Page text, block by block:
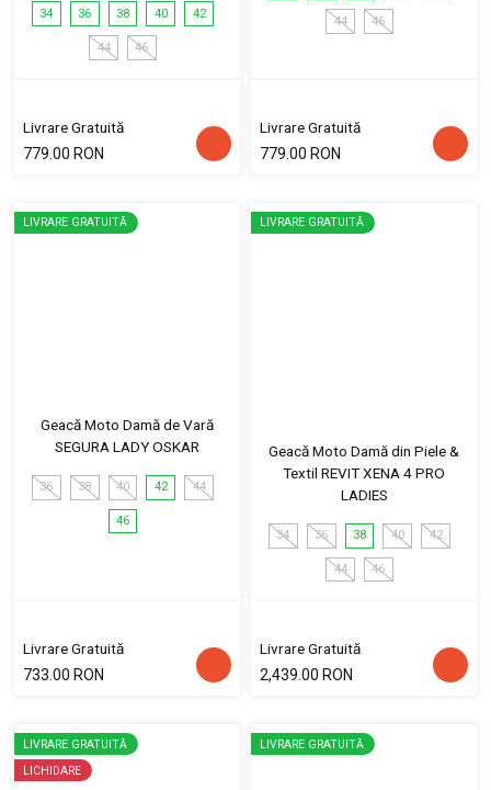
34 36 38 40 42
44 46
Livrare Gratuită
779.00 RON
44 46
Livrare Gratuită
779.00 RON
LIVRARE GRATUITĂ
Geacă Moto Damă de Vară
SEGURA LADY OSKAR
36 38 40 42 44
46
Livrare Gratuită
733.00 RON
LIVRARE GRATUITĂ
Geacă Moto Damă din Piele &
Textil REVIT XENA 4 PRO
LADIES
34 36 38 40 42
44 46
Livrare Gratuită
2,439.00 RON
LIVRARE GRATUITĂ
LICHIDARE
LIVRARE GRATUITĂ